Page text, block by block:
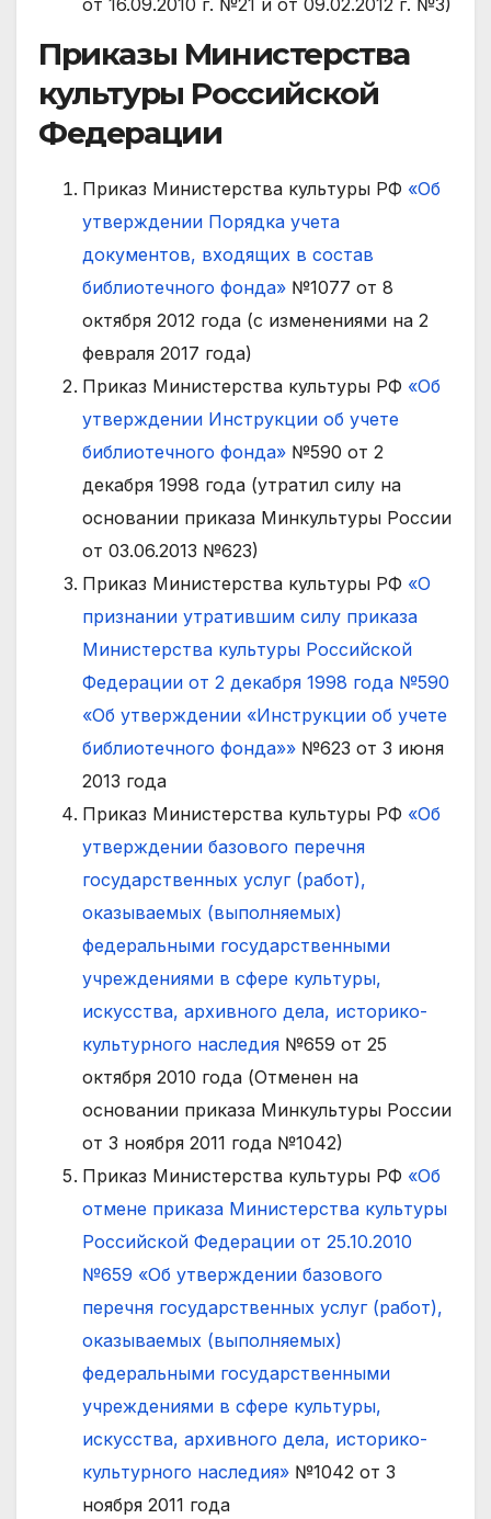
Приказы Министерства
культуры Российской
Федерации
Приказ Министерства культуры РФ «Об
утверждении Порядка учета
документов, входящих в состав
библиотечного фонда» №1077 от 8
октября 2012 года (с изменениями на 2
февраля 2017 года)
Приказ Министерства культуры РФ «Об
утверждении Инструкции об учете
библиотечного фонда» №590 от 2
декабря 1998 года (утратил силу на
основании приказа Минкультуры России
от 03.06.2013 №623)
Приказ Министерства культуры РФ «О
признании утратившим силу приказа
Министерства культуры Российской
Федерации от 2 декабря 1998 года №590
«Об утверждении «Инструкции об учете
библиотечного фонда»» №623 от 3 июня
2013 года
Приказ Министерства культуры РФ «Об
утверждении базового перечня
государственных услуг (работ),
оказываемых (выполняемых)
федеральными государственными
учреждениями в сфере культуры,
искусства, архивного дела, историко-
культурного наследия №659 от 25
октября 2010 года (Отменен на
основании приказа Минкультуры России
от 3 ноября 2011 года №1042)
Приказ Министерства культуры РФ «Об
отмене приказа Министерства культуры
Российской Федерации от 25.10.2010
№659 «Об утверждении базового
перечня государственных услуг (работ),
оказываемых (выполняемых)
федеральными государственными
учреждениями в сфере культуры,
искусства, архивного дела, историко-
культурного наследия» №1042 от 3
ноября 2011 года